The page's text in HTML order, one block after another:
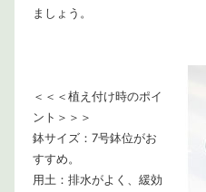
ましょう。
＜＜＜植え付け時のポイ
ント＞＞＞
鉢サイズ：7号鉢位がお
すすめ。
用土：排水がよく、緩効